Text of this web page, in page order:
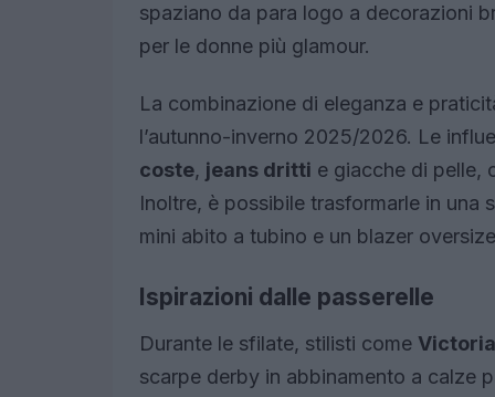
spaziano da para logo a decorazioni
per le donne più glamour.
La combinazione di eleganza e
l’autunno-inverno 2025/2026. Le
coste, jeans dritti e giacche di pelle,
Inoltre, è possibile trasformarle in una
mini abito a tubino e un blazer
Ispirazioni dalle passerelle
Durante le sfilate, stilisti come
scarpe derby in abbinamento a calze